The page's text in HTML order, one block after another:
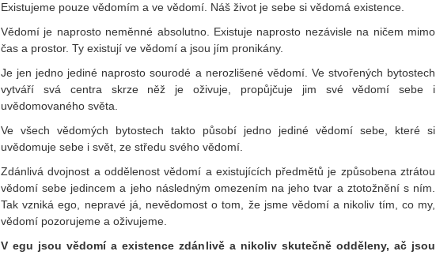
Existujeme pouze vědomím a ve vědomí. Náš život je sebe si vědomá existence.
Vědomí je naprosto neměnné absolutno. Existuje naprosto nezávisle na ničem mimo
čas a prostor. Ty existují ve vědomí a jsou jím pronikány.
Je jen jedno jediné naprosto sourodé a nerozlišené vědomí. Ve stvořených bytostech
vytváří svá centra skrze něž je oživuje, propůjčuje jim své vědomí sebe i
uvědomovaného světa.
Ve všech vědomých bytostech takto působí jedno jediné vědomí sebe, které si
uvědomuje sebe i svět, ze středu svého vědomí.
Zdánlivá dvojnost a oddělenost vědomí a existujících předmětů je způsobena ztrátou
vědomí sebe jedincem a jeho následným omezením na jeho tvar a ztotožnění s ním.
Tak vzniká ego, nepravé já, nevědomost o tom, že jsme vědomí a nikoliv tím, co my,
vědomí pozorujeme a oživujeme.
V egu jsou vědomí a existence zdánlivě a nikoliv skutečně odděleny, ač jsou